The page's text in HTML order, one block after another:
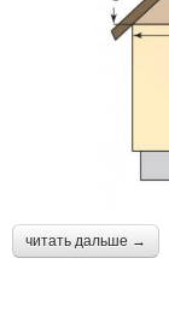
читать дальше →